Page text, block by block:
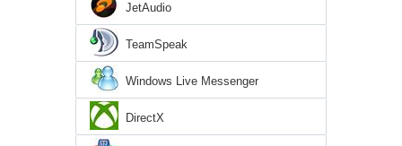
JetAudio
TeamSpeak
Windows Live Messenger
DirectX